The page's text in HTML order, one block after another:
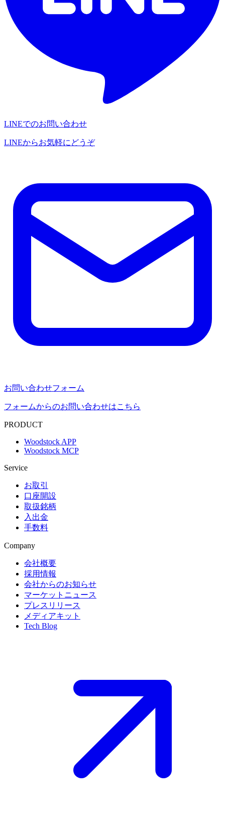
LINEでのお問い合わせ
LINEからお気軽にどうぞ
お問い合わせフォーム
フォームからのお問い合わせはこちら
PRODUCT
Woodstock APP
Woodstock MCP
Service
お取引
口座開設
取扱銘柄
入出金
手数料
Company
会社概要
採用情報
会社からのお知らせ
マーケットニュース
プレスリリース
メディアキット
Tech Blog